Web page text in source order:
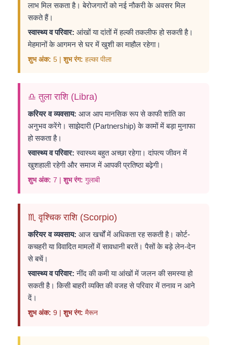
लाभ मिल सकता है। बेरोजगारों को नई नौकरी के अवसर मिल
सकते हैं।
स्वास्थ्य व परिवार: आंखों या दांतों में हल्की तकलीफ हो सकती है।
मेहमानों के आगमन से घर में खुशी का माहौल रहेगा।
शुभ अंक: 5 |शुभ रंग: हल्का पीला
♎ तुला राशि (Libra)
करियर व व्यवसाय: आज आप मानसिक रूप से काफी शांति का
अनुभव करेंगे। साझेदारी (Partnership) के कामों में बड़ा मुनाफा
हो सकता है।
स्वास्थ्य व परिवार: स्वास्थ्य बहुत अच्छा रहेगा। दांपत्य जीवन में
खुशहाली रहेगी और समाज में आपकी प्रतिष्ठा बढ़ेगी।
शुभ अंक: 7 |शुभ रंग: गुलाबी
♏ वृश्चिक राशि (Scorpio)
करियर व व्यवसाय: आज खर्चों में अधिकता रह सकती है। कोर्ट-
कचहरी या विवादित मामलों में सावधानी बरतें। पैसों के बड़े लेन-देन
से बचें।
स्वास्थ्य व परिवार: नींद की कमी या आंखों में जलन की समस्या हो
सकती है। किसी बाहरी व्यक्ति की वजह से परिवार में तनाव न आने
दें।
शुभ अंक: 9 |शुभ रंग: मैरून